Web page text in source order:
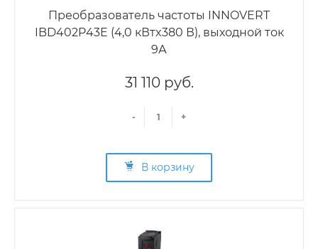
Преобразователь частоты INNOVERT
IBD402P43E (4,0 кВтx380 В), выходной ток
9А
31 110 руб.
- +
В корзину